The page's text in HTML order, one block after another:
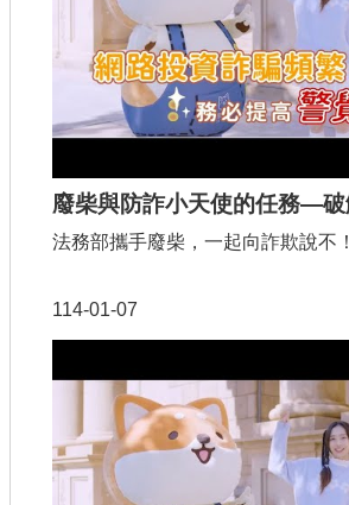
114-01-07
法務部攜手廢柴，一起向詐欺說不！